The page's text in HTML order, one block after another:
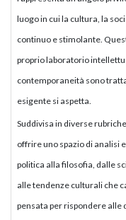
luogo in cui la cultura, la
continuo e stimolante.
proprio laboratorio
contemporaneità sono
esigente si aspetta.
Suddivisa in diverse
offrire uno spazio di analisi
politica alla filosofia, dalle
alle tendenze culturali che
pensata per rispondere alle